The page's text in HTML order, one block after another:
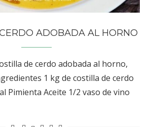
ADOBADA AL HORNO
de cerdo adobada al horno,
1 kg de costilla de cerdo
Pimienta Aceite 1/2 vaso de vino